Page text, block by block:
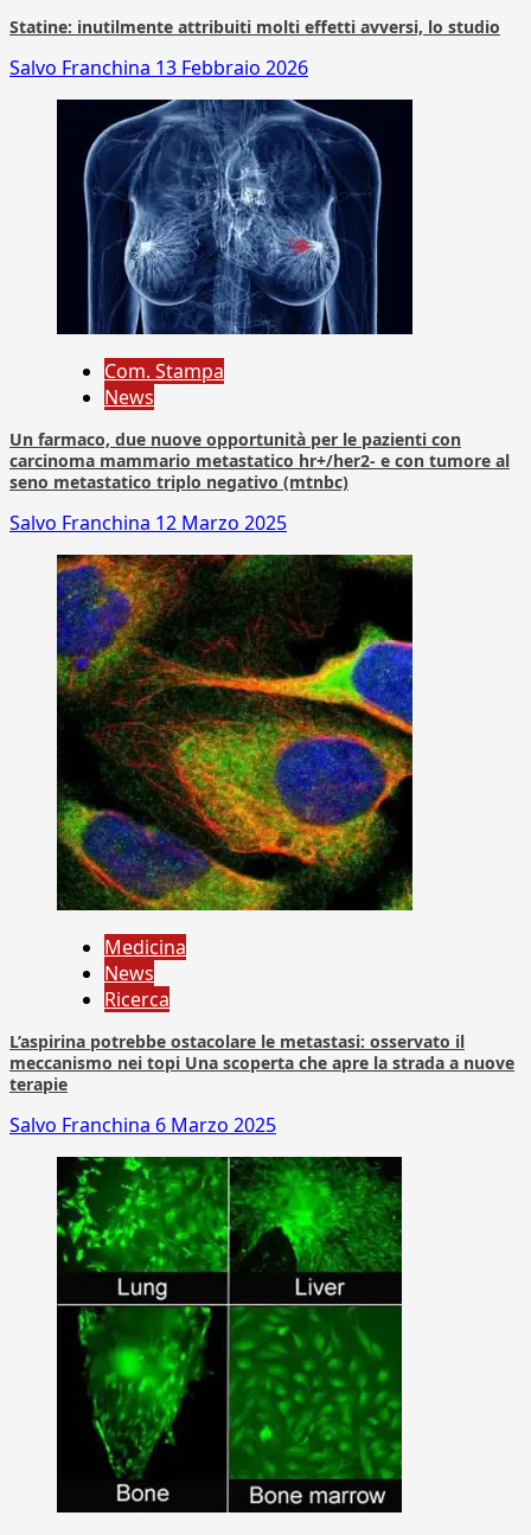
Statine: inutilmente attribuiti molti effetti avversi, lo studio
Salvo Franchina 13 Febbraio 2026
Com. Stampa
News
Un farmaco, due nuove opportunità per le pazienti con
carcinoma mammario metastatico hr+/her2- e con tumore al
seno metastatico triplo negativo (mtnbc)
Salvo Franchina 12 Marzo 2025
Medicina
News
Ricerca
L’aspirina potrebbe ostacolare le metastasi: osservato il
meccanismo nei topi Una scoperta che apre la strada a nuove
terapie
Salvo Franchina 6 Marzo 2025